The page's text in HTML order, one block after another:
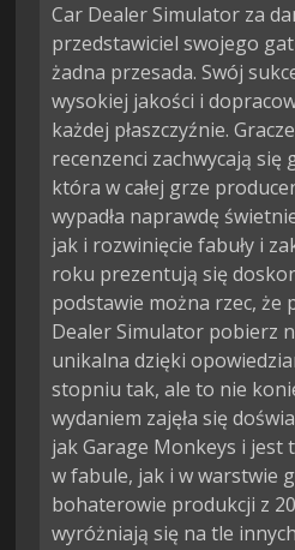
Car Dealer Simulator za
przedstawiciel swojego
żadna przesada. Swój
wysokiej jakości i
każdej płaszczyźnie.
recenzenci zachwycają się
która w całej grze
wypadła naprawdę
jak i rozwinięcie fabuły i
roku prezentują się
podstawie można rzec, że
Dealer Simulator pobierz
unikalna dzięki
stopniu tak, ale to nie
wydaniem zajęła się
jak Garage Monkeys i jest
w fabule, jak i w warstwie
bohaterowie produkcji z
wyróżniają się na tle